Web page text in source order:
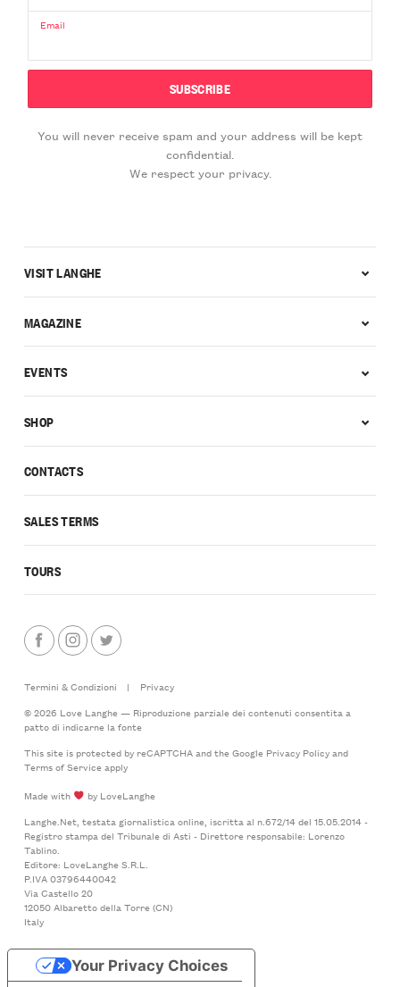
Email
You will never receive spam and your address will be kept
confidential.
We respect your privacy.
CONTACTS
SALES TERMS
TOURS
VISIT LANGHE
MAGAZINE
EVENTS
SHOP
Termini & Condizioni |
Privacy
© 2026 Love Langhe — Riproduzione parziale dei contenuti consentita a
patto di indicarne la fonte
This site is protected by reCAPTCHA and the Google Privacy Policyand
Terms of Serviceapply
Made with
by LoveLanghe
Langhe.Net, testata giornalistica online, iscritta al n.672/14 del 15.05.2014 -
Registro stampa del Tribunale di Asti - Direttore responsabile: Lorenzo
Tablino.
Editore: LoveLanghe S.R.L.
P.IVA 03796440042
Via Castello 20
12050 Albaretto della Torre (CN)
Italy
Your Privacy Choices